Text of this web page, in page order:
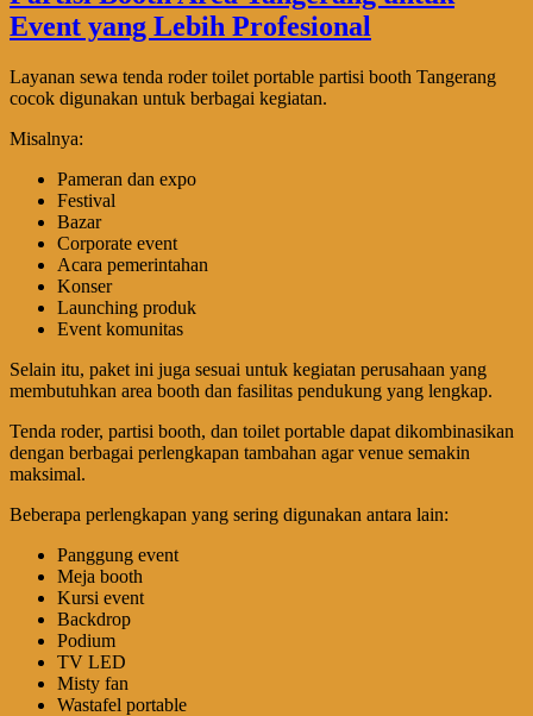
Layanan sewa tenda roder toilet portable partisi booth Tangerang
cocok digunakan untuk berbagai kegiatan.
Misalnya:
Pameran dan expo
Festival
Bazar
Corporate event
Acara pemerintahan
Konser
Launching produk
Event komunitas
Selain itu, paket ini juga sesuai untuk kegiatan perusahaan yang
membutuhkan area booth dan fasilitas pendukung yang lengkap.
Tenda roder, partisi booth, dan toilet portable dapat dikombinasikan
dengan berbagai perlengkapan tambahan agar venue semakin
maksimal.
Beberapa perlengkapan yang sering digunakan antara lain:
Panggung event
Meja booth
Kursi event
Backdrop
Podium
TV LED
Misty fan
Wastafel portable